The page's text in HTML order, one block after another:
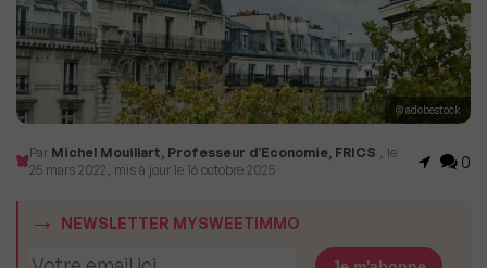
© adobestock
Par Michel Mouillart, Professeur d’Economie, FRICS , le
25 mars 2022, mis à jour le 16 octobre 2025
0
NEWSLETTER MYSWEETIMMO